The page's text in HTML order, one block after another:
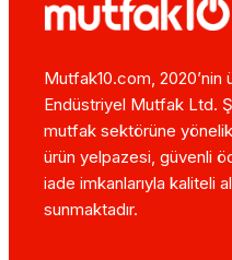
Mutfak10.com,
Endüstriyel Mutfak Ltd.
mutfak sektörüne
ürün yelpazesi, güvenli
iade imkanlarıyla kaliteli
sunmaktadır.